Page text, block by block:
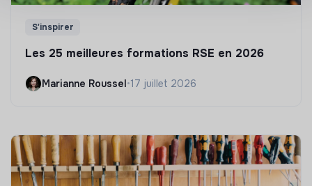
S'inspirer
Les 25 meilleures formations RSE en 2026
Marianne Roussel•17 juillet 2026